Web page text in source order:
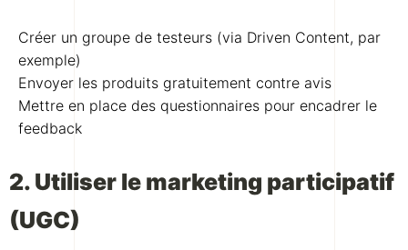
Créer un groupe de testeurs (via Driven Content, par
exemple)
Envoyer les produits gratuitement contre avis
Mettre en place des questionnaires pour encadrer le
feedback
2. Utiliser le marketing participatif
(UGC)